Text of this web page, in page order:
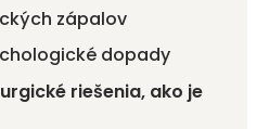
zápalov
dopady
riešenia, ako je